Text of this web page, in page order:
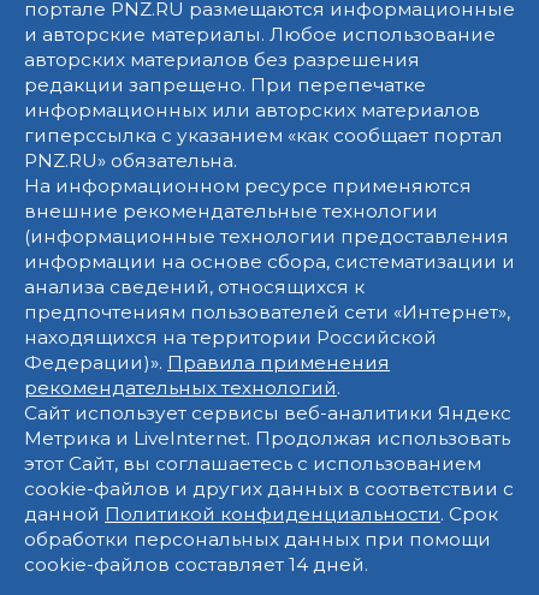
портале PNZ.RU размещаются информационные
и авторские материалы. Любое использование
авторских материалов без разрешения
редакции запрещено. При перепечатке
информационных или авторских материалов
гиперссылка с указанием «как сообщает портал
PNZ.RU» обязательна.
На информационном ресурсе применяются
внешние рекомендательные технологии
(информационные технологии предоставления
информации на основе сбора, систематизации и
анализа сведений, относящихся к
предпочтениям пользователей сети «Интернет»,
находящихся на территории Российской
Федерации)». Правила применения
рекомендательных технологий.
Сайт использует сервисы веб-аналитики Яндекс
Метрика и LiveInternet. Продолжая использовать
этот Сайт, вы соглашаетесь с использованием
cookie-файлов и других данных в соответствии с
данной Политикой конфиденциальности. Срок
обработки персональных данных при помощи
cookie-файлов составляет 14 дней.